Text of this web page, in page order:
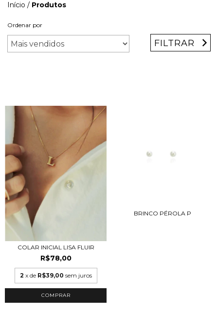
Início / Produtos
Ordenar por
FILTRAR
COLAR INICIAL LISA FLUIR
R$78,00
2 x de R$39,00 sem juros
COMPRAR
BRINCO PÉROLA P